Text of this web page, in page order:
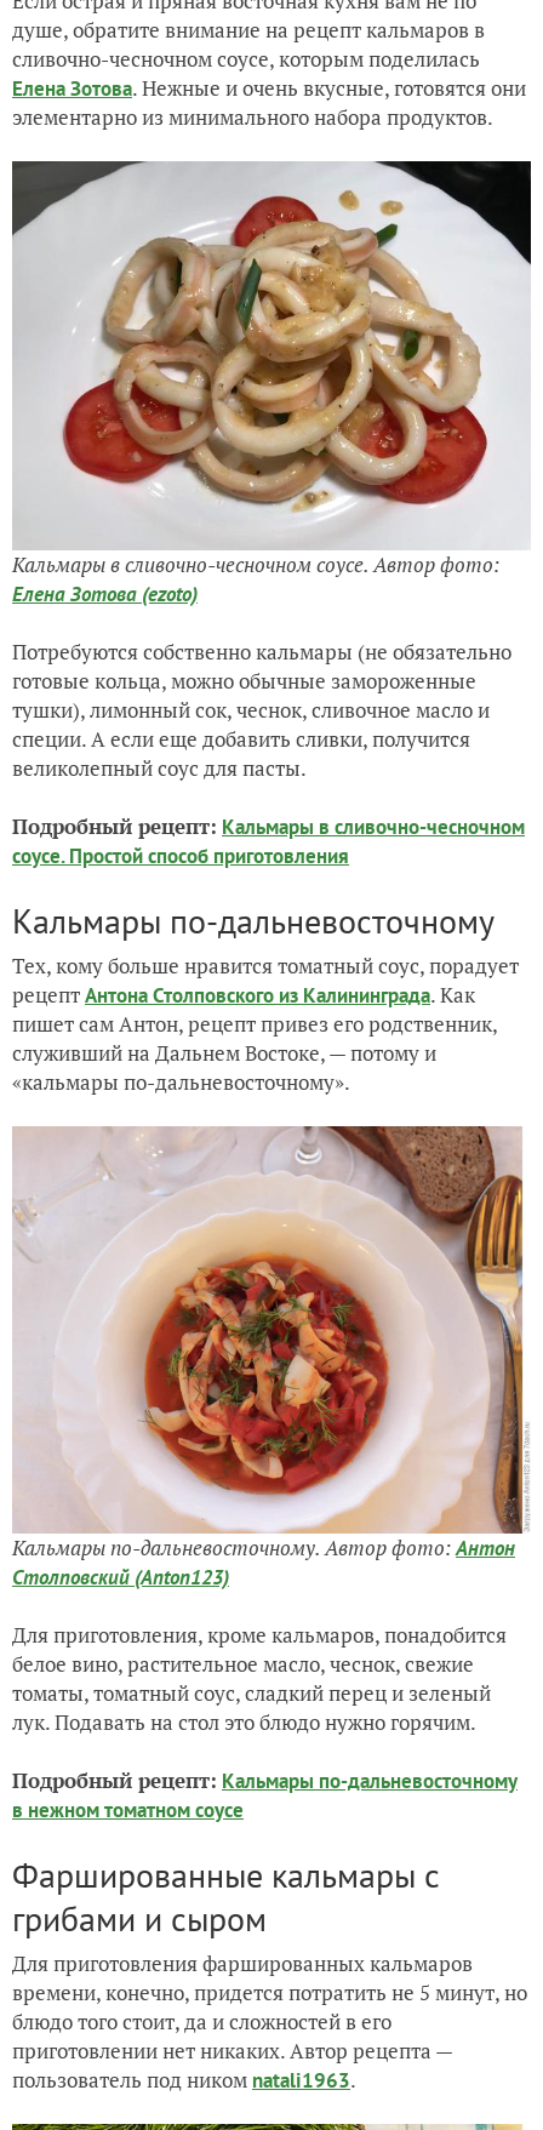
душе, обратите внимание на рецепт кальмаров в
сливочно-чесночном соусе, которым поделилась
Елена Зотова. Нежные и очень вкусные, готовятся они
элементарно из минимального набора продуктов.
Кальмары в сливочно-чесночном соусе. Автор фото:
Елена Зотова (ezoto)
Потребуются собственно кальмары (не обязательно
готовые кольца, можно обычные замороженные
тушки), лимонный сок, чеснок, сливочное масло и
специи. А если еще добавить сливки, получится
великолепный соус для пасты.
Подробный рецепт: Кальмары в сливочно-чесночном
соусе. Простой способ приготовления
Кальмары по-дальневосточному
Тех, кому больше нравится томатный соус, порадует
рецептАнтона Столповского из Калининграда. Как
пишет сам Антон, рецепт привез его родственник,
служивший на Дальнем Востоке, — потому и
«кальмары по-дальневосточному».
Кальмары по-дальневосточному. Автор фото:Антон
Столповский (Anton123)
Для приготовления, кроме кальмаров, понадобится
белое вино, растительное масло, чеснок, свежие
томаты, томатный соус, сладкий перец и зеленый
лук. Подавать на стол это блюдо нужно горячим.
Подробный рецепт: Кальмары по-дальневосточному
в нежном томатном соусе
Фаршированные кальмары с
грибами и сыром
Для приготовления фаршированных кальмаров
времени, конечно, придется потратить не 5 минут, но
блюдо того стоит, да и сложностей в его
приготовлении нет никаких. Автор рецепта —
пользователь под ником natali1963.